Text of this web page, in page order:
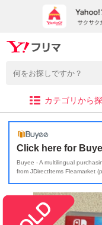
カテゴリから
Click here for
Buyee - A multilingual
from JDirectItems Fleamarket